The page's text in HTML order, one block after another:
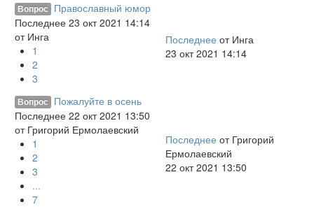
Вопрос Православный юмор
Последнее 23 окт 2021 14:14
от Инга
1
2
3
Последнее от Инга
23 окт 2021 14:14
Вопрос Пожалуйте в осень
Последнее 22 окт 2021 13:50
от Григорий Ермолаевский
1
2
3
...
7
Последнее от Григорий
Ермолаевский
22 окт 2021 13:50